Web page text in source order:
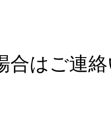
合はご連